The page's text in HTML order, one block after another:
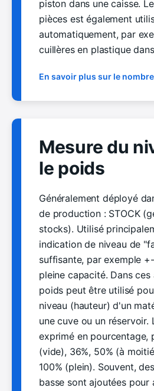
piston dans une caisse.
pièces est également
automatiquement, par
cuillères en plastique
En savoir plus sur le
Mesure du
le poids
Généralement déployé
de production : STOCK
stocks). Utilisé
indication de niveau de
suffisante, par exemple
pleine capacité. Dans
poids peut être utilisé
niveau (hauteur) d'un
une cuve ou un réservoir.
exprimé en pourcentage,
(vide), 36%, 50% (à
100% (plein). Souvent,
basse sont ajoutées pour